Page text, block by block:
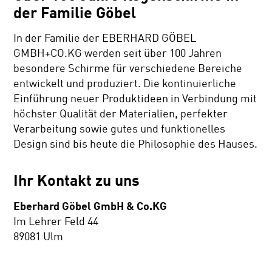
der Familie Göbel
In der Familie der EBERHARD GÖBEL
GMBH+CO.KG werden seit über 100 Jahren
besondere Schirme für verschiedene Bereiche
entwickelt und produziert. Die kontinuierliche
Einführung neuer Produktideen in Verbindung mit
höchster Qualität der Materialien, perfekter
Verarbeitung sowie gutes und funktionelles
Design sind bis heute die Philosophie des Hauses.
Ihr Kontakt zu uns
Eberhard Göbel GmbH & Co.KG
Im Lehrer Feld 44
89081 Ulm